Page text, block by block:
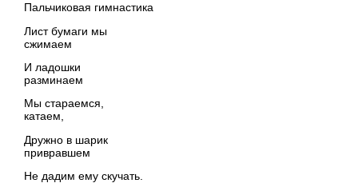
Пальчиковая гимнастика
Лист бумаги мы
И ладошки
Мы стараемся,
Дружно в шарик
Не дадим ему скучать.